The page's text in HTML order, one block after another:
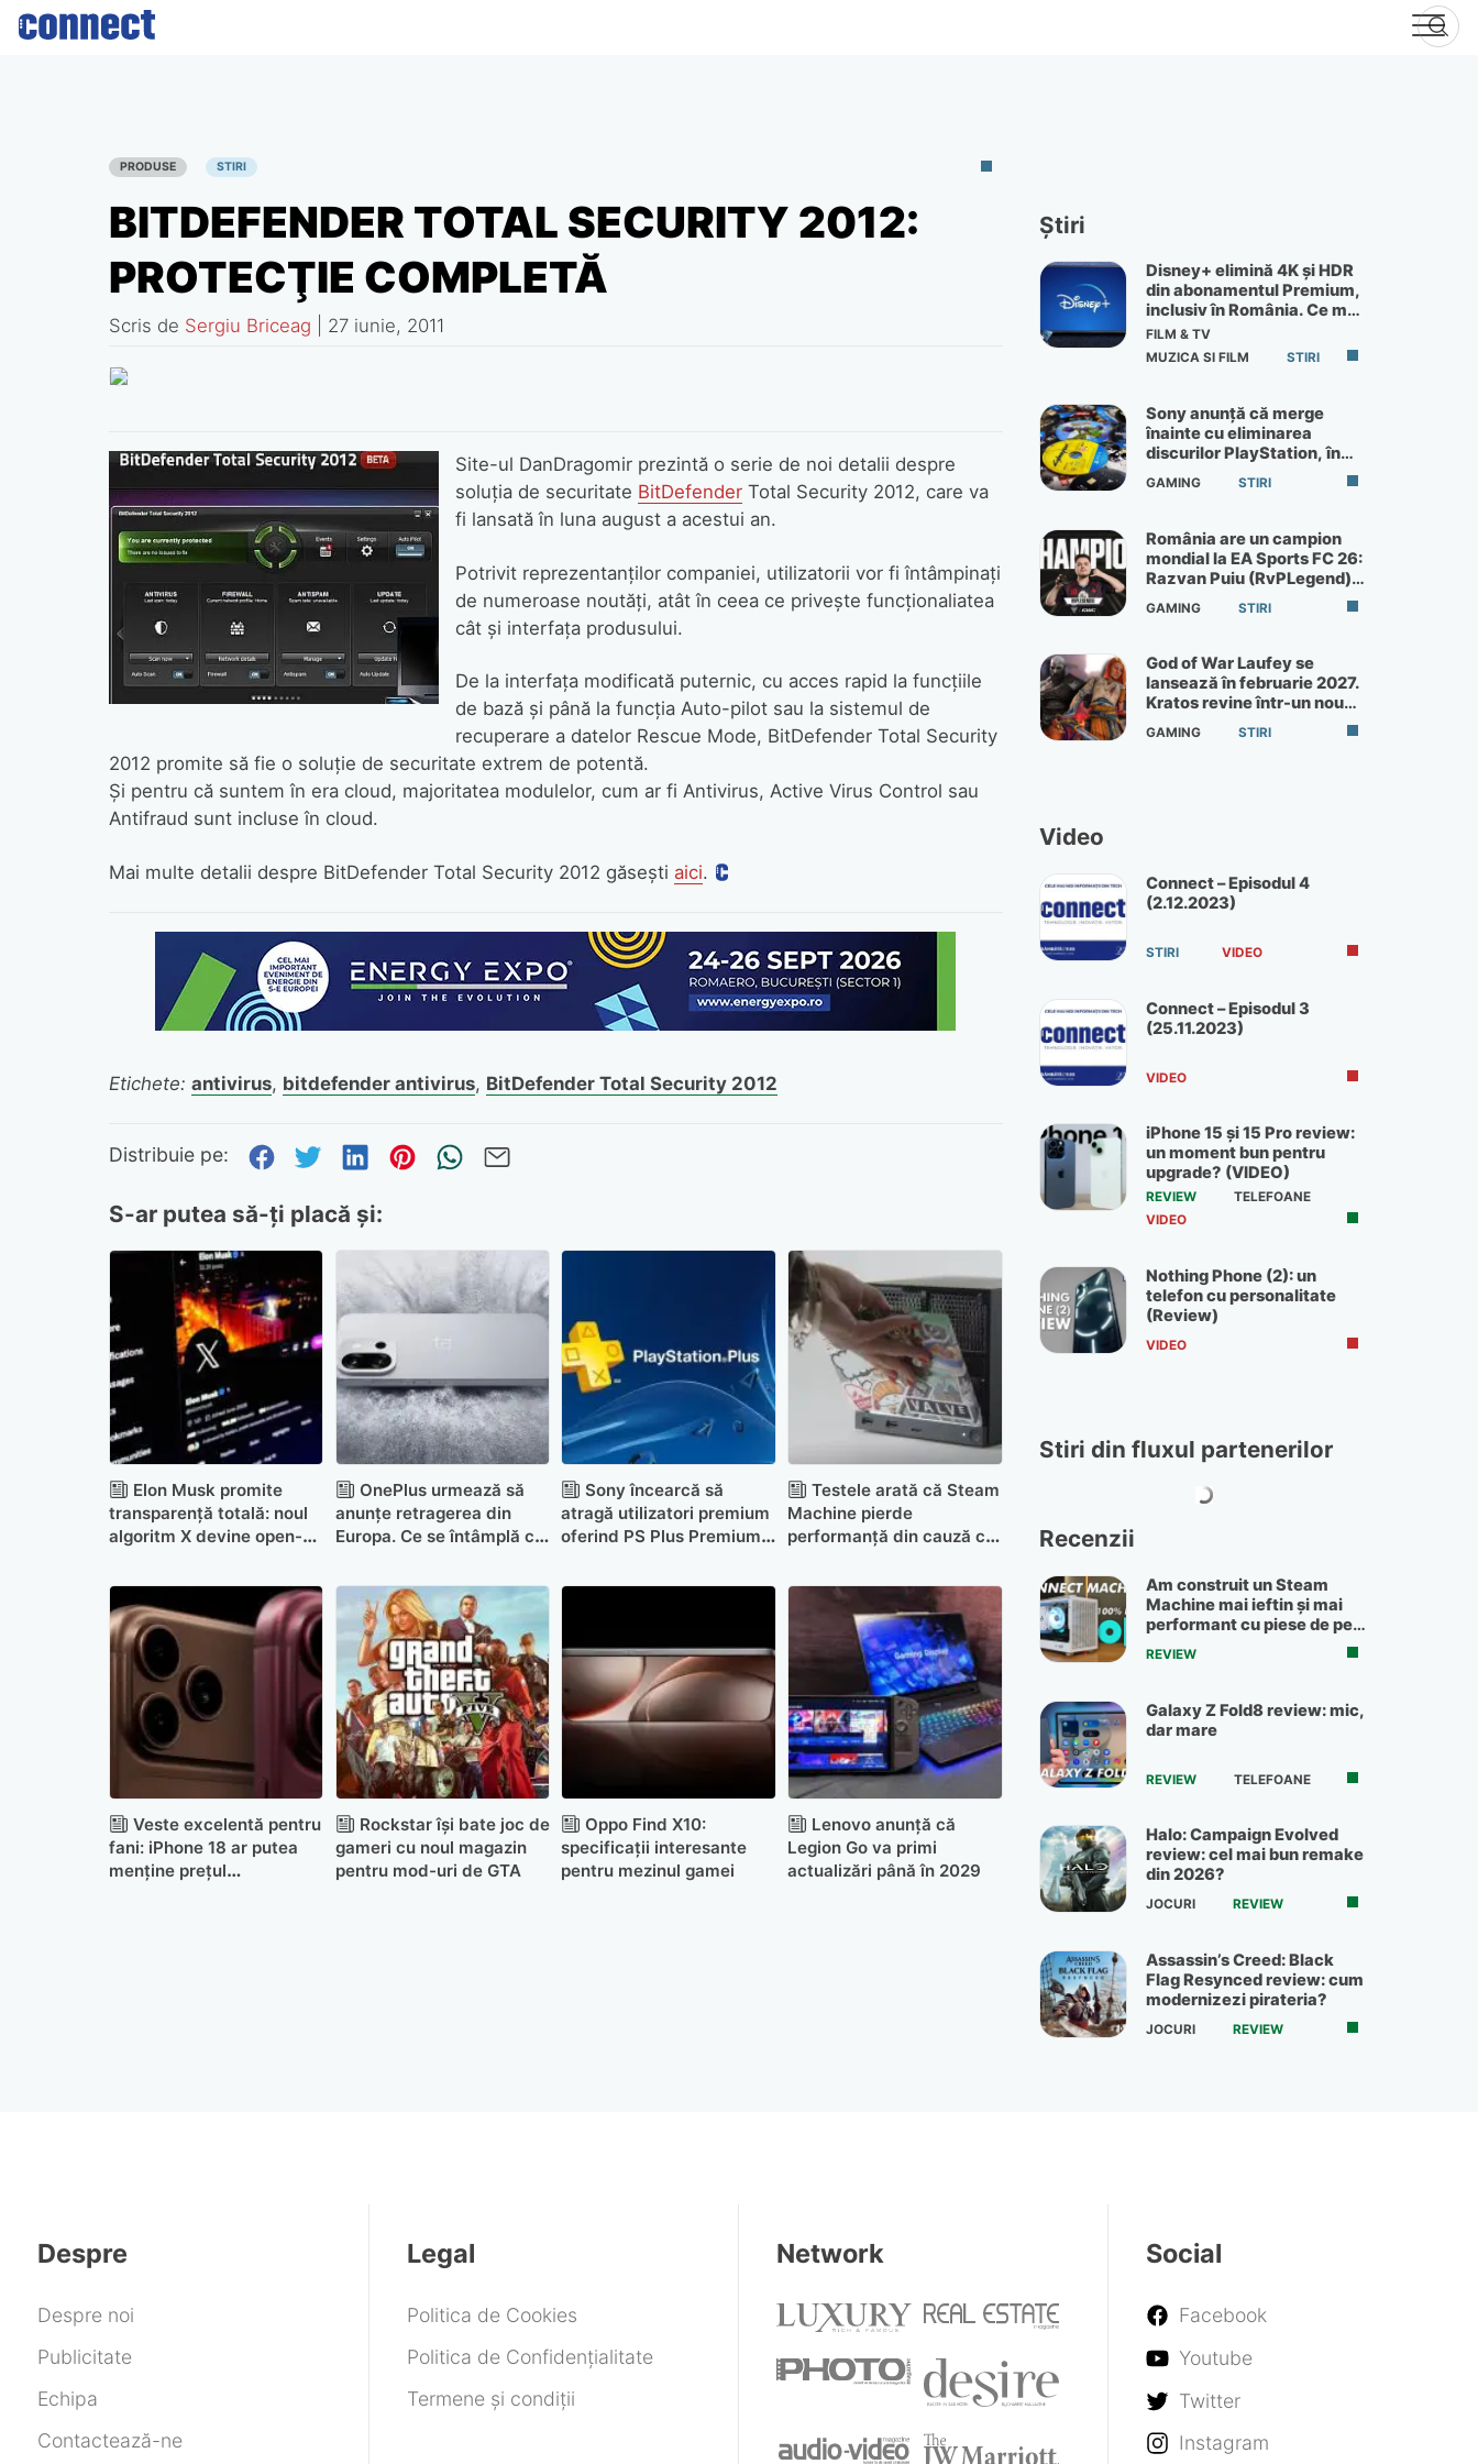
Skip
PRODUSE STIRI
BITDEFENDER TOTAL SECURITY 2012:
PROTECŢIE COMPLETĂ
Scris de Sergiu Briceag 27 iunie, 2011
Site-ul DanDragomir prezintă o serie de noi detalii despre
soluţia de securitate BitDefenderTotal Security 2012, care va
fi lansată în luna august a acestui an.
Potrivit reprezentanţilor companiei, utilizatorii vor fi întâmpinaţi
de numeroase noutăţi, atât în ceea ce priveşte funcţionaliatea
cât şi interfaţa produsului.
De la interfaţa modificată puternic, cu acces rapid la funcţiile
de bază şi până la funcţia Auto-pilot sau la sistemul de
recuperare a datelor Rescue Mode, BitDefender Total Security
2012 promite să fie o soluţie de securitate extrem de potentă.
Şi pentru că suntem în era cloud, majoritatea modulelor, cum ar fi Antivirus, Active Virus Control sau
Antifraud sunt incluse în cloud.
Mai multe detalii despre BitDefender Total Security 2012 găseşti aici.
Etichete: antivirus, bitdefender antivirus, BitDefender Total Security 2012
Distribuie pe: Distribuie pe Facebook
Distribuie pe Twitter
Distribuie pe LinkedIn
Distribuie pe Pinterest
Trimite prin whatsapp
S-ar putea să-ți placă și:
Elon Musk promite
transparență totală: noul
algoritm X devine open-
viitoare
OnePlus urmează să
anunțe retragerea din
Europa. Ce se întâmplă cu
Sony încearcă să
atragă utilizatori premium
oferind PS Plus Premium
Testele arată că Steam
Machine pierde
performanță din cauză că
RAM
Veste excelentă pentru
fani: iPhone 18 ar putea
menține prețul
Rockstar își bate joc de
gameri cu noul magazin
pentru mod-uri de GTA
Oppo Find X10:
specificații interesante
pentru mezinul gamei
Lenovo anunță că
Legion Go va primi
actualizări până în 2029
Știri
Disney+ elimină 4K și HDR
din abonamentul Premium,
inclusiv în România. Ce mai
primești de 60 lei pe lună
FILM & TV
MUZICA SI FILM
STIRI
Sony anunță că merge
înainte cu eliminarea
discurilor PlayStation, în
ciuda protestelor
GAMING STIRI
România are un campion
mondial la EA Sports FC 26:
Razvan Puiu (RvPLegend)
câștigă turneul de la Paris
GAMING STIRI
God of War Laufey se
lansează în februarie 2027.
Kratos revine într-un nou
God of War
GAMING STIRI
Video
Connect – Episodul 4
(2.12.2023)
STIRI VIDEO
Connect – Episodul 3
(25.11.2023)
VIDEO
iPhone 15 și 15 Pro review:
un moment bun pentru
upgrade? (VIDEO)
REVIEW
TELEFOANE
VIDEO
Nothing Phone (2): un
telefon cu personalitate
(Review)
VIDEO
Stiri din fluxul partenerilor
Recenzii
Am construit un Steam
Machine mai ieftin și mai
performant cu piese de pe
OLX
REVIEW
Galaxy Z Fold8 review: mic,
dar mare
REVIEW TELEFOANE
Halo: Campaign Evolved
review: cel mai bun remake
din 2026?
JOCURI REVIEW
Assassin’s Creed: Black
Flag Resynced review: cum
modernizezi pirateria?
JOCURI REVIEW
Despre
Despre noi
Publicitate
Echipa
Contactează-ne
Legal
Politica de Cookies
Politica de Confidențialitate
Termene și condiții
Network Social
Facebook
Youtube
Twitter
Instagram